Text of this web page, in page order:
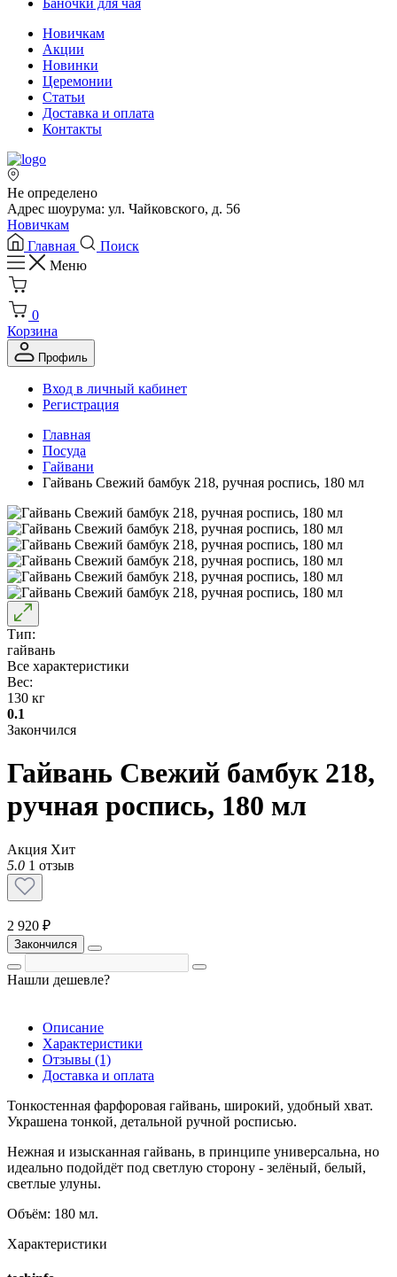
Баночки для чая
Новичкам
Акции
Новинки
Церемонии
Статьи
Доставка и оплата
Контакты
Не определено
Адрес шоурума: ул. Чайковского, д. 56
Новичкам
Главная
Поиск
Меню
0
Корзина
Профиль
Вход в личный кабинет
Регистрация
Главная
Посуда
Гайвани
Гайвань Свежий бамбук 218, ручная роспись, 180 мл
Тип:
гайвань
Все характеристики
Вес:
130 кг
0.1
Закончился
Гайвань Свежий бамбук 218,
ручная роспись, 180 мл
Акция Хит
5.0 1 отзыв
2 920 ₽
Закончился
Нашли дешевле?
Описание
Характеристики
Отзывы (1)
Доставка и оплата
Тонкостенная фарфоровая гайвань, широкий, удобный хват.
Украшена тонкой, детальной ручной росписью.
Нежная и изысканная гайвань, в принципе универсальна, но
идеально подойдёт под светлую сторону - зелёный, белый,
светлые улуны.
Объём: 180 мл.
Характеристики